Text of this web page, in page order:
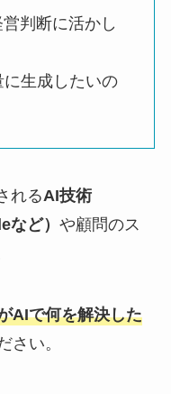
判断に活かし
に生成したいの
れるAI技術
ど） や顧問のス
AIで何を解決した
さい。